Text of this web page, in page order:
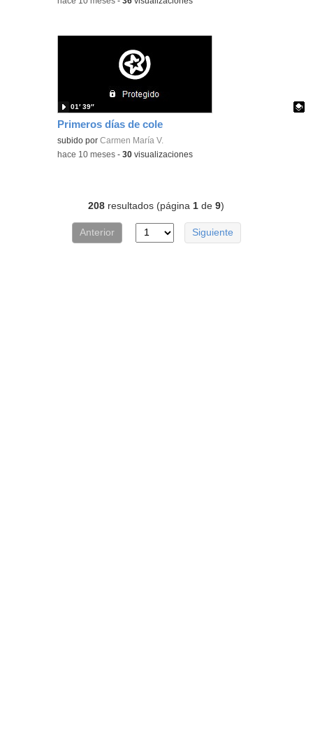
Primeros días de cole
Contenido educativo.
subido porCarmen María V.
01′ 39″
-hace 10 meses -30 visualizaciones
208 resultados (página 1 de9)
Anterior Siguiente